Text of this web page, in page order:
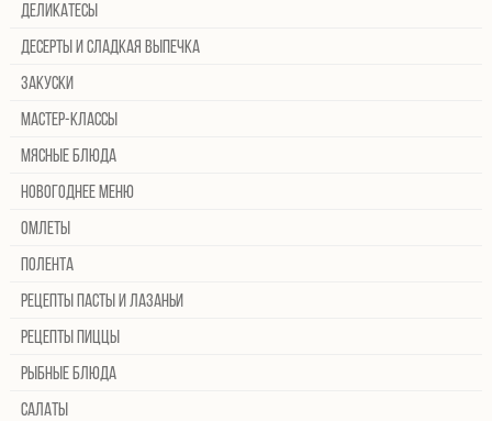
Деликатесы
Десерты и сладкая выпечка
Закуски
Мастер-классы
Мясные блюда
Новогоднее меню
Омлеты
Полента
Рецепты пасты и лазаньи
Рецепты пиццы
Рыбные блюда
Салаты